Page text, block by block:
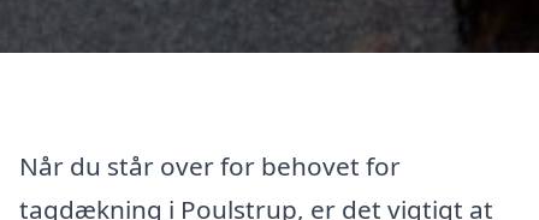
Når du står over for behovet for
tagdækning i Poulstrup, er det vigtigt at